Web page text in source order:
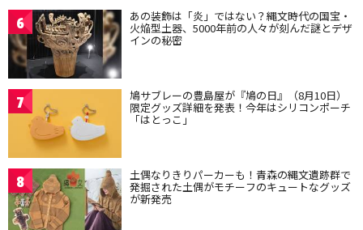
6 あの装飾は「炎」ではない？縄文時代の国宝・
火焔型土器、5000年前の人々が刻んだ謎とデザ
インの秘密
7 鳩サブレーの豊島屋が『鳩の日』（8月10日）
限定グッズ詳細を発表！今年はシリコンポーチ
「はとっこ」
8 土偶なりきりパーカーも！青森の縄文遺跡群で
発掘された土偶がモチーフのキュートなグッズ
が新発売